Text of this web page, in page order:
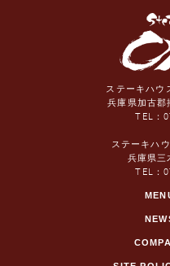
ステーキハウ
兵庫県加古郡
TEL：
ステーキハ
兵庫県三
TEL：